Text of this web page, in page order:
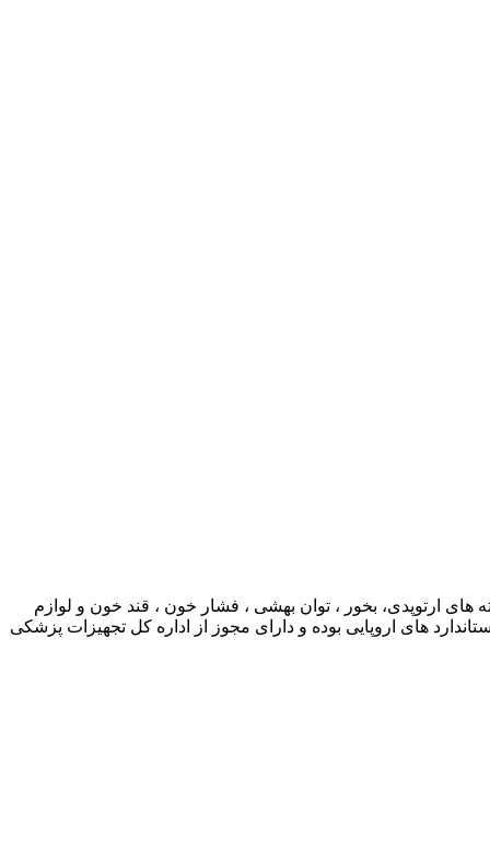
ارتوپدی، بخور ، توان بهشی ، فشار خون ، قند خون و لوازم
های اروپایی بوده و دارای مجوز از اداره کل تجهیزات پزشکی